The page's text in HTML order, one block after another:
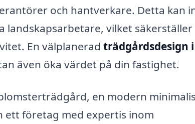
och hantverkare. Detta kan
landskapsarbetare, vilket
En välplanerad trädgårdsdesign
även öka värdet på din fastighet.
en modern
företag med expertis inom